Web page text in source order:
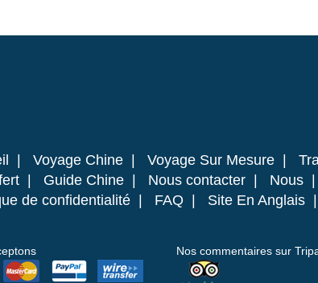
Voyage Chine Voyage Sur Mesure
Guide Chine Nous contacter Nous
de confidentialité
FAQ Site En Anglais
Nos commentaires sur